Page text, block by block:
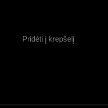
Pridėti į krepšelį